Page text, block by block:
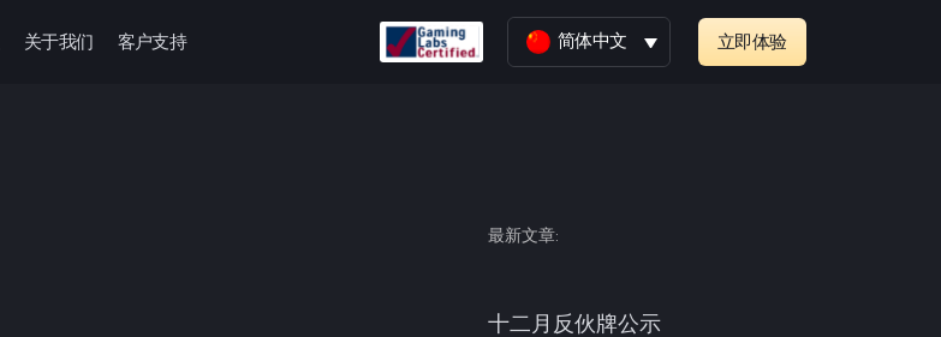
关于我们 客户支持 简体中文 立即体验
最新文章:
十二月反伙牌公示